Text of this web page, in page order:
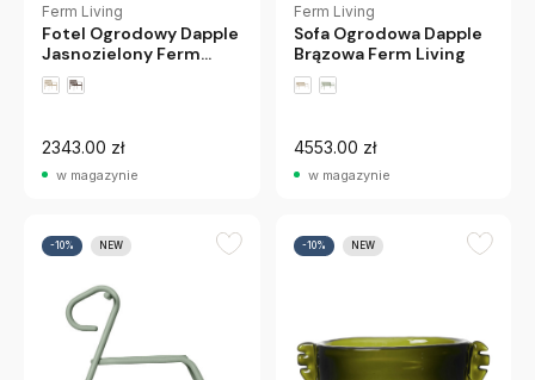
Ferm Living
Fotel Ogrodowy Dapple
Jasnozielony Ferm
Living
2343.00 zł
w magazynie
Ferm Living
Sofa Ogrodowa Dapple
Brązowa Ferm Living
4553.00 zł
w magazynie
-10% NEW -10% NEW